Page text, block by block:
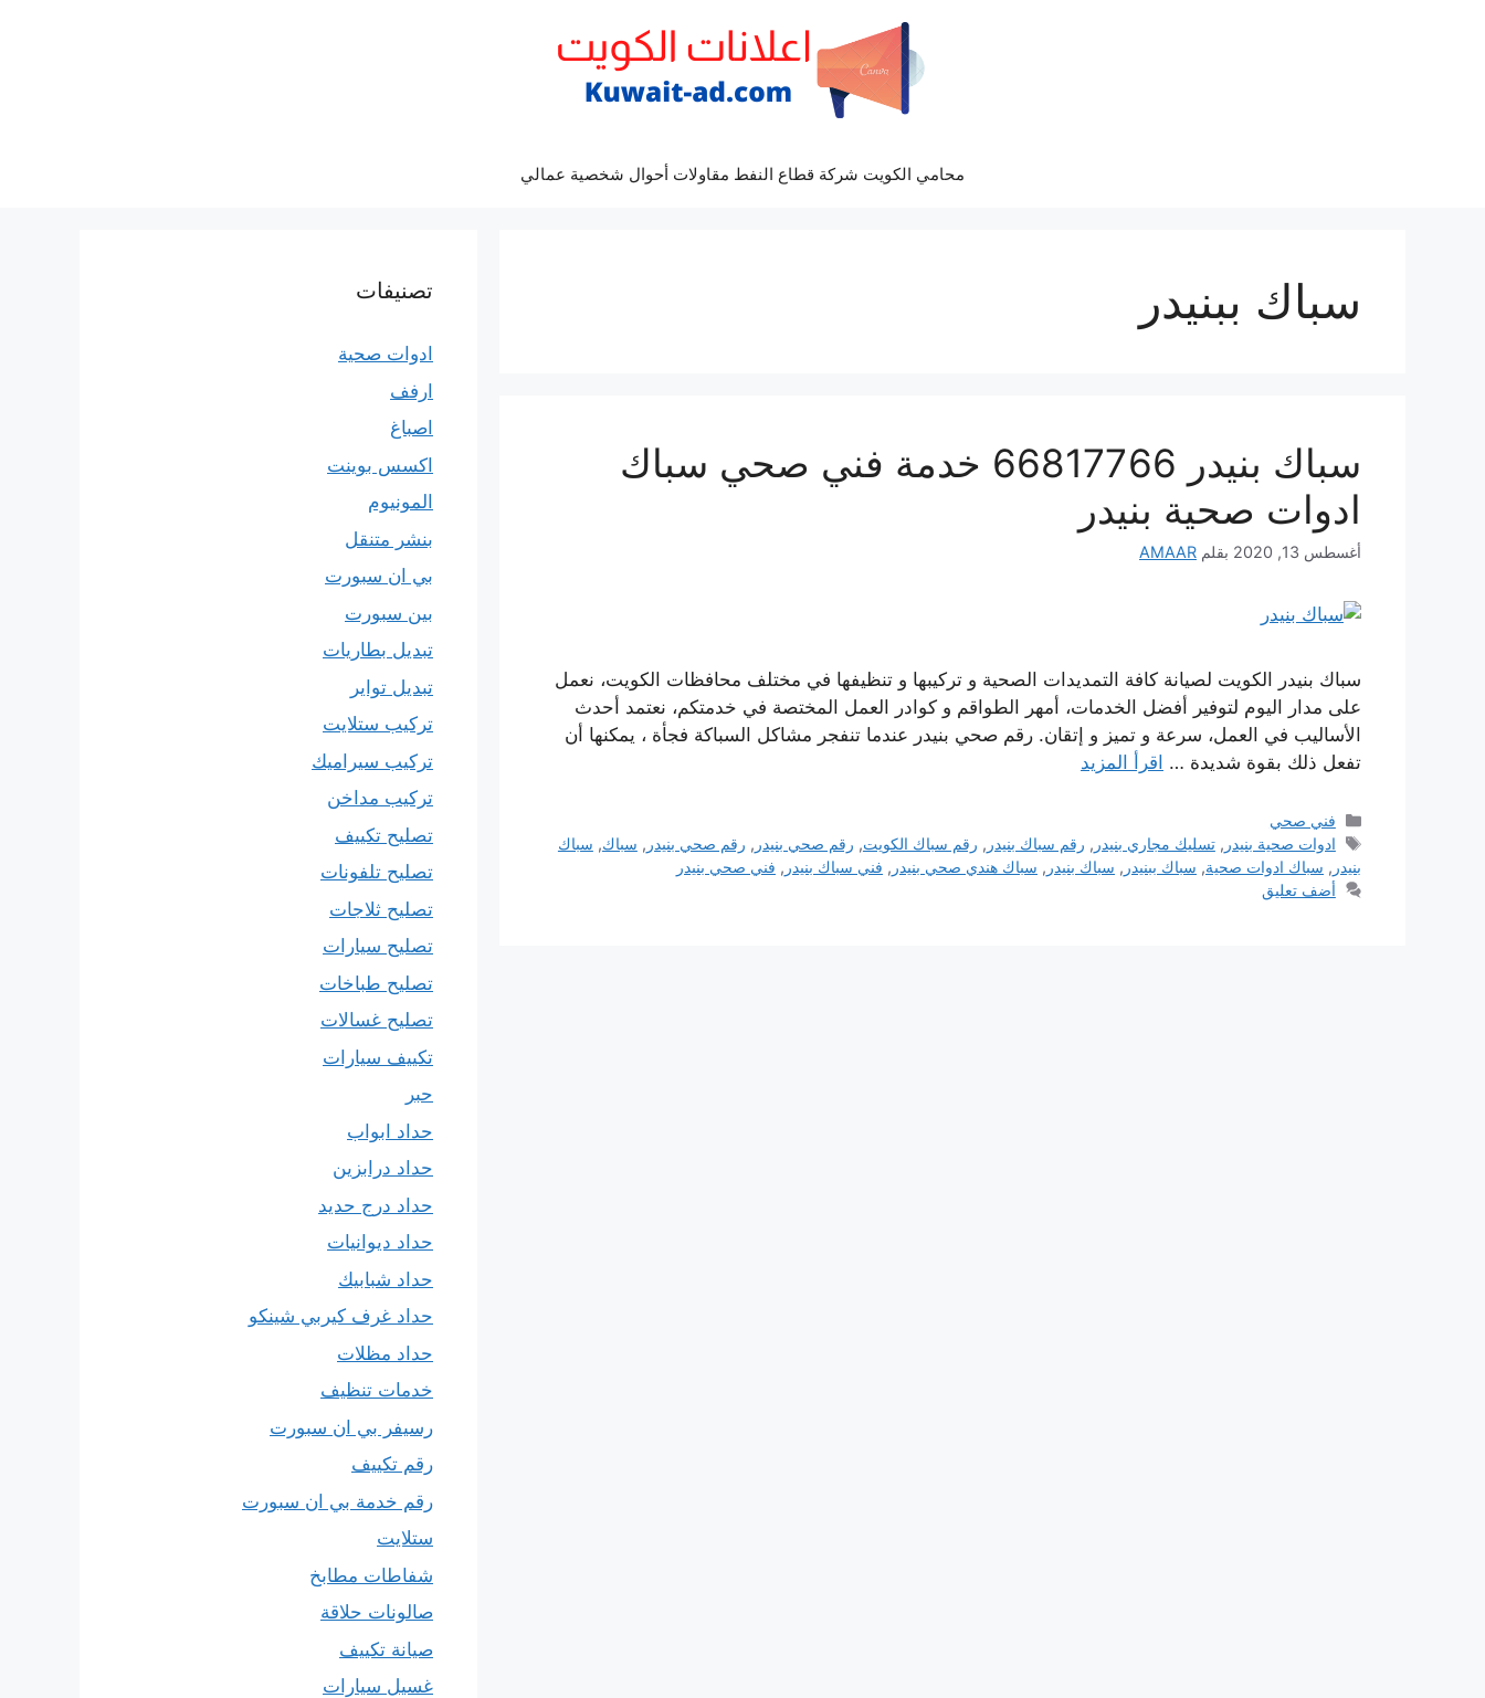
محامي الكويت شركة قطاع النفط مقاولات أحوال شخصية عمالي
سباك ببنيدر
سباك بنيدر 66817766 خدمة فني صحي سباك
ادوات صحية بنيدر
أغسطس 13, 2020 بقلم AMAAR
سباك بنيدر الكويت لصيانة كافة التمديدات الصحية و تركيبها و تنظيفها في مختلف محافظات الكويت، نعمل
على مدار اليوم لتوفير أفضل الخدمات، أمهر الطواقم و كوادر العمل المختصة في خدمتكم، نعتمد أحدث
الأساليب في العمل، سرعة و تميز و إتقان. رقم صحي بنيدر عندما تنفجر مشاكل السباكة فجأة ، يمكنها أن
تفعل ذلك بقوة شديدة … اقرأ المزيد
التصنيفات
فني صحي
الوسوم
ادوات صحية بنيدر ,تسليك مجاري بنيدر , رقم سباك بنيدر , رقم سباك الكويت, رقم صحي بنيدر , رقم صحي بنيدر , سباك, سباك
بنيدر , سباك ادوات صحية, سباك ببنيدر , سباك بنيدر , سباك هندي صحي بنيدر , فني سباك بنيدر , فني صحي بنيدر
أضف تعليق
تصنيفات
ادوات صحية
ارفف
اصباغ
اكسس بوينت
المونيوم
بنشر متنقل
بي ان سبورت
بين سبورت
تبديل بطاريات
تبديل تواير
تركيب ستلايت
تركيب سيراميك
تركيب مداخن
تصليح تكييف
تصليح تلفونات
تصليح ثلاجات
تصليح سيارات
تصليح طباخات
تصليح غسالات
تكييف سيارات
حبر
حداد ابواب
حداد درابزين
حداد درج حديد
حداد ديوانيات
حداد شبابيك
حداد غرف كيربي شينكو
حداد مظلات
خدمات تنظيف
رسيفر بي ان سبورت
رقم تكييف
رقم خدمة بي ان سبورت
ستلايت
شفاطات مطابخ
صالونات حلاقة
صيانة تكييف
غسيل سيارات